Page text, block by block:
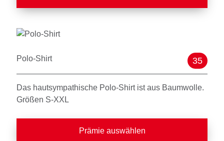
Polo-Shirt 35
Das hautsympathische Polo-Shirt ist aus Baumwolle.
Größen S-XXL
Prämie auswählen